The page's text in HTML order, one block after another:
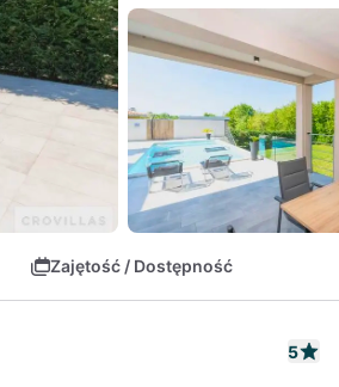
Zajętość / Dostępność
5